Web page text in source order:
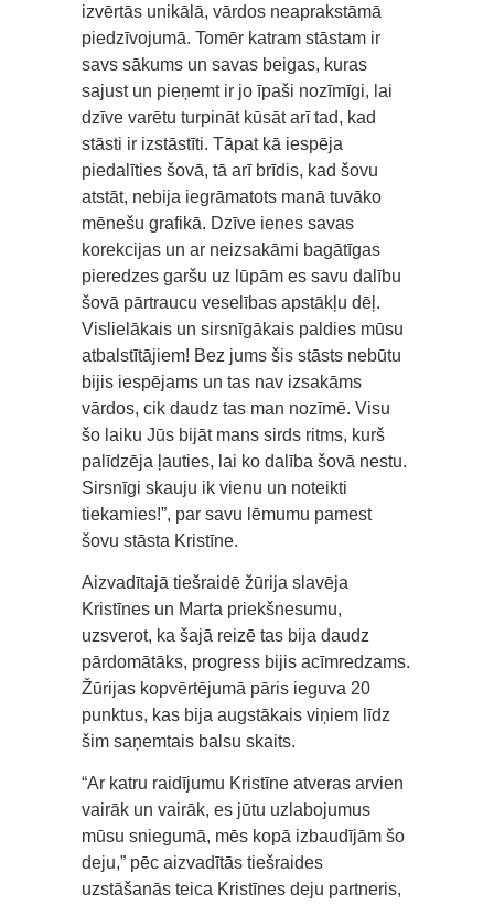
izvērtās unikālā, vārdos neaprakstāmā
piedzīvojumā. Tomēr katram stāstam ir
savs sākums un savas beigas, kuras
sajust un pieņemt ir jo īpaši nozīmīgi, lai
dzīve varētu turpināt kūsāt arī tad, kad
stāsti ir izstāstīti. Tāpat kā iespēja
piedalīties šovā, tā arī brīdis, kad šovu
atstāt, nebija iegrāmatots manā tuvāko
mēnešu grafikā. Dzīve ienes savas
korekcijas un ar neizsakāmi bagātīgas
pieredzes garšu uz lūpām es savu dalību
šovā pārtraucu veselības apstākļu dēļ.
Vislielākais un sirsnīgākais paldies mūsu
atbalstītājiem! Bez jums šis stāsts nebūtu
bijis iespējams un tas nav izsakāms
vārdos, cik daudz tas man nozīmē. Visu
šo laiku Jūs bijāt mans sirds ritms, kurš
palīdzēja ļauties, lai ko dalība šovā nestu.
Sirsnīgi skauju ik vienu un noteikti
tiekamies!”, par savu lēmumu pamest
šovu stāsta Kristīne.
Aizvadītajā tiešraidē žūrija slavēja
Kristīnes un Marta priekšnesumu,
uzsverot, ka šajā reizē tas bija daudz
pārdomātāks, progress bijis acīmredzams.
Žūrijas kopvērtējumā pāris ieguva 20
punktus, kas bija augstākais viņiem līdz
šim saņemtais balsu skaits.
“Ar katru raidījumu Kristīne atveras arvien
vairāk un vairāk, es jūtu uzlabojumus
mūsu sniegumā, mēs kopā izbaudījām šo
deju,” pēc aizvadītās tiešraides
uzstāšanās teica Kristīnes deju partneris,